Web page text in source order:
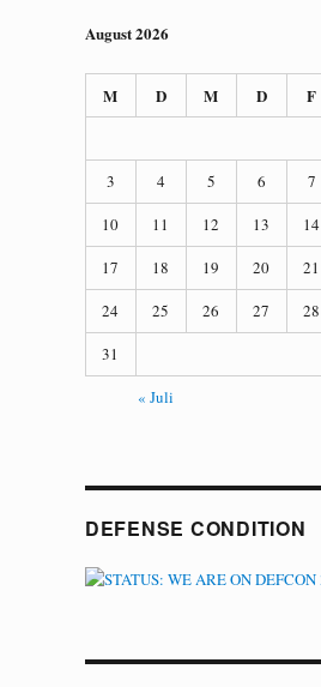
August 2026
M D M D F
3
4 5 6 7
10
11 12 13 14
17
18 19 20 21
24
25 26 27 28
31
« Juli
DEFENSE CONDITION